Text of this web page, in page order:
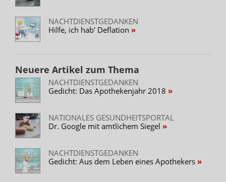
NACHTDIENSTGEDANKEN
Hilfe, ich hab' Deflation
Neuere Artikel zum Thema
NACHTDIENSTGEDANKEN
Gedicht: Das Apothekenjahr 2018
NATIONALES GESUNDHEITSPORTAL
Dr. Google mit amtlichem Siegel
NACHTDIENSTGEDANKEN
Gedicht: Aus dem Leben eines Apothekers